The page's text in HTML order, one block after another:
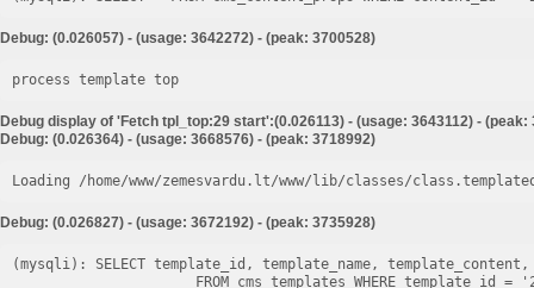
Debug: (0.026057) - (usage: 3642272) - (peak: 3700528)
process template top
Debug display of 'Fetch tpl_top:29 start':(0.026113) - (usage: 3643112) - (peak:
Debug: (0.026364) - (usage: 3668576) - (peak: 3718992)
Loading /home/www/zemesvardu.lt/www/lib/classes/
Debug: (0.026827) - (usage: 3672192) - (peak: 3735928)
(mysqli): SELECT template_id, template_name,